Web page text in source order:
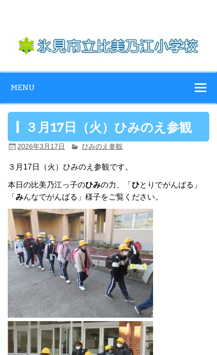
content
江小学校
MENU
３月17日（火）ひみのえ参観
2026年3月17日 ひみのえ参観
３月17日（火）ひみのえ参観です。
本日の比美乃江っ子のひみの力、「 ひとりでがんばる」
「 みんなでがんばる」様子をご覧ください。